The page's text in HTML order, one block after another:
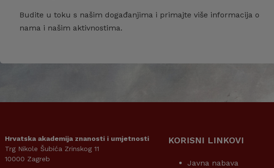
Budite u toku s našim događanjima i primajte više informacija o
nama i našim aktivnostima.
Hrvatska akademija znanosti i umjetnosti
Trg Nikole Šubića Zrinskog 11
10000 Zagreb
KORISNI LINKOVI
Javna nabava